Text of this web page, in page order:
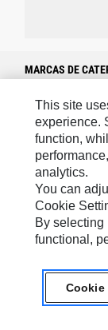
MARCAS DE
Caterpillar.com
Caterpillar Contacto
Mis Preferencias
Site Map
Cookie Settings
This site
experience.
function,
analytics.
You can
Cookie
By selecting
functional,
Cookie